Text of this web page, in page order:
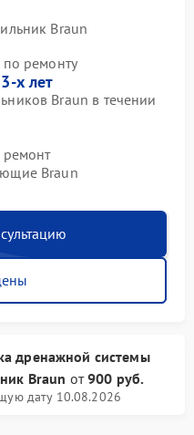
Braun
ремонту
х лет
Braun в течении
Braun
дренажной системы
Braun от900 руб.
дату 10.08.2026